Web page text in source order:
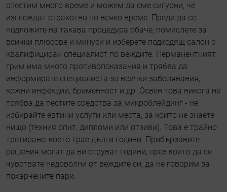
спестим много време и можем да сме сигурни, че
изглеждат страхотно по всяко време. Преди да се
подложите на такава процедура обаче, помислете за
всички плюсове и минуси и изберете подходящ салон с
квалифициран специалист по веждите. Перманентният
грим има много противопоказания и трябва да
информирате специалиста за всички заболявания,
кожни инфекции, бременност и др. Освен това никога не
трябва да пестите средства за микроблейдинг - не
избирайте евтини услуги или места, за които не знаете
нищо (техния опит, дипломи или отзиви). Това е трайно
третиране, което трае дълги години. Прибързаните
решения могат да ви струват години, през които да се
чувствате недоволни от веждите си, да не говорим за
похарчените пари.